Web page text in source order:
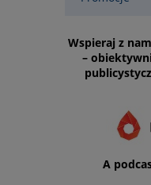
Wspieraj z
–
A